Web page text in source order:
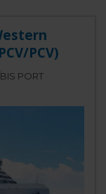
PCV)
PORT